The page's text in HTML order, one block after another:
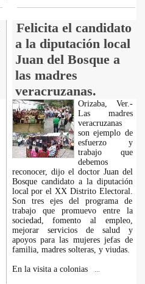
Felicita el candidato
a la diputación local
Juan del Bosque a
las madres
veracruzanas.
Orizaba, Ver.-
Las madres
veracruzanas
son ejemplo de
esfuerzo y
trabajo que
debemos
reconocer, dijo el doctor Juan del
Bosque candidato a la diputación
local por el XX Distrito Electoral.
Son tres ejes del programa de
trabajo que promuevo entre la
sociedad, fomento al empleo,
mejorar servicios de salud y
apoyos para las mujeres jefas de
familia, madres solteras, y viudas.
En la visita a colonias